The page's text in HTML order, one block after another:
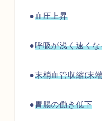
●血圧上昇
●呼吸が浅く速く
●末梢血管収縮(末
●胃腸の働き低下